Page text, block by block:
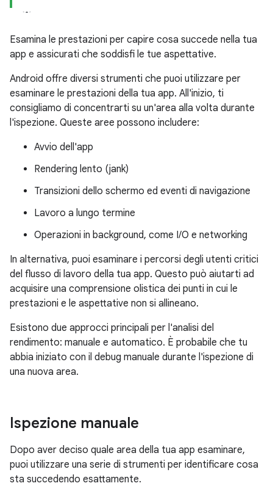
Esamina le prestazioni per capire cosa succede nella tua
app e assicurati che soddisfi le tue aspettative.
Android offre diversi strumenti che puoi utilizzare per
esaminare le prestazioni della tua app. All'inizio, ti
consigliamo di concentrarti su un'area alla volta durante
l'ispezione. Queste aree possono includere:
Avvio dell'app
Rendering lento (jank)
Transizioni dello schermo ed eventi di navigazione
Lavoro a lungo termine
Operazioni in background, come I/O e networking
In alternativa, puoi esaminare i percorsi degli utenti critici
del flusso di lavoro della tua app. Questo può aiutarti ad
acquisire una comprensione olistica dei punti in cui le
prestazioni e le aspettative non si allineano.
Esistono due approcci principali per l'analisi del
rendimento: manuale e automatico. È probabile che tu
abbia iniziato con il debug manuale durante l'ispezione di
una nuova area.
Ispezione manuale
Dopo aver deciso quale area della tua app esaminare,
puoi utilizzare una serie di strumenti per identificare cosa
sta succedendo esattamente.